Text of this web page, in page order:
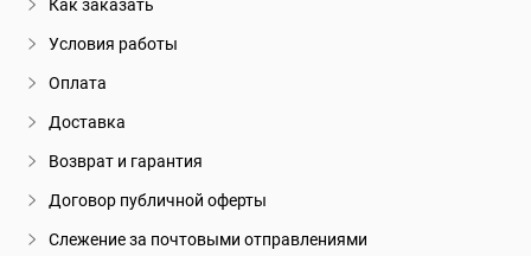
Как заказать
Условия работы
Оплата
Доставка
Возврат и гарантия
Договор публичной оферты
Слежение за почтовыми отправлениями